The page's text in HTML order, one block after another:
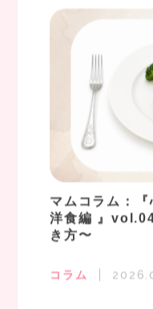
マムコラム：
洋食編 』
き方〜
コラム